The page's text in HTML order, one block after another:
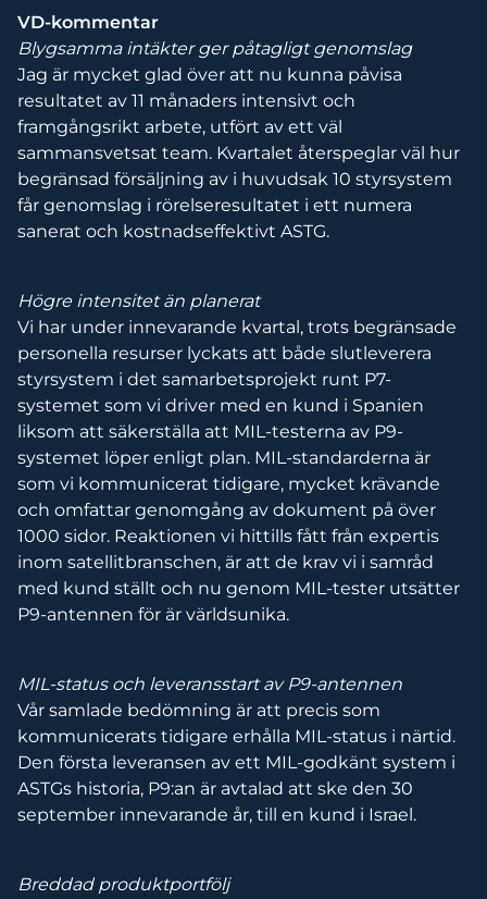
VD-kommentar
Blygsamma intäkter ger påtagligt genomslag
Jag är mycket glad över att nu kunna påvisa
resultatet av 11 månaders intensivt och
framgångsrikt arbete, utfört av ett väl
sammansvetsat team. Kvartalet återspeglar väl hur
begränsad försäljning av i huvudsak 10 styrsystem
får genomslag i rörelseresultatet i ett numera
sanerat och kostnadseffektivt ASTG.
Högre intensitet än planerat
Vi har under innevarande kvartal, trots begränsade
personella resurser lyckats att både slutleverera
styrsystem i det samarbetsprojekt runt P7-
systemet som vi driver med en kund i Spanien
liksom att säkerställa att MIL-testerna av P9-
systemet löper enligt plan. MIL-standarderna är
som vi kommunicerat tidigare, mycket krävande
och omfattar genomgång av dokument på över
1000 sidor. Reaktionen vi hittills fått från expertis
inom satellitbranschen, är att de krav vi i samråd
med kund ställt och nu genom MIL-tester utsätter
P9-antennen för är världsunika.
MIL-status och leveransstart av P9-antennen
Vår samlade bedömning är att precis som
kommunicerats tidigare erhålla MIL-status i närtid.
Den första leveransen av ett MIL-godkänt system i
ASTGs historia, P9:an är avtalad att ske den 30
september innevarande år, till en kund i Israel.
Breddad produktportfölj